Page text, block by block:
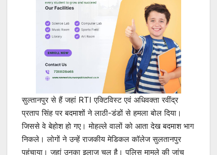
सुल्तानपुर से हैं जहां RTI एक्टिविस्ट एवं अधिवक्ता रवींद्र
प्रताप सिंह पर बदमाशों ने लाठी-डंडों से हमला बोल दिया।
जिससे वे बेहोश हो गए। मोहल्ले वालों को आता देख बदमाश भाग
निकले। लोगों ने उन्हें राजकीय मेडिकल कॉलेज सुलतानपुर
पहुंचाया। जहां उनका इलाज चल है। पुलिस मामले की जांच